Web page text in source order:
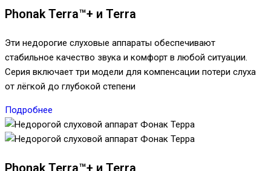
Phonak Terra™+ и Terra
Эти недорогие слуховые аппараты обеспечивают
стабильное качество звука и комфорт в любой ситуации.
Серия включает три модели для компенсации потери слуха
от лёгкой до глубокой степени
Подробнее
Phonak Terra™+ и Terra